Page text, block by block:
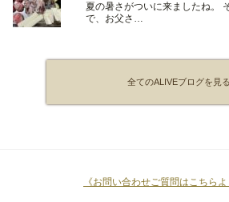
夏の暑さがついに来ましたね。
で、お父さ…
全てのALIVEブログを見る
《お問い合わせご質問はこちらよ